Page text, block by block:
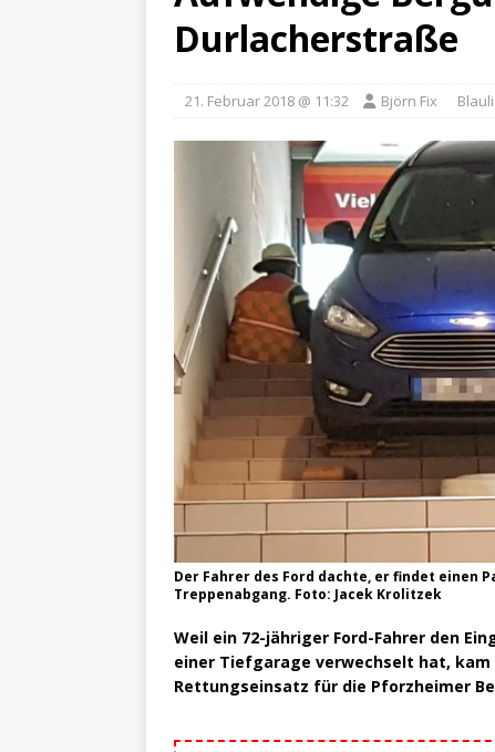
Durlacherstraße
21. Februar 2018 @ 11:32 Björn Fix
Der Fahrer des Ford dachte, er findet einen
Treppenabgang. Foto: Jacek Krolitzek
Weil ein 72-jähriger Ford-Fahrer den
einer Tiefgarage verwechselt hat,
Rettungseinsatz für die Pforzheimer